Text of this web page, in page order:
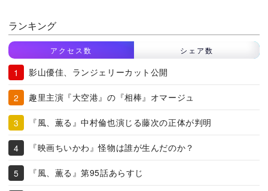
ランキング
アクセス数 シェア数
影山優佳、ランジェリーカット公開
趣里主演『大空港』の『相棒』オマージュ
『風、薫る』中村倫也演じる藤次の正体が判明
『映画ちいかわ』怪物は誰が生んだのか？
『風、薫る』第95話あらすじ